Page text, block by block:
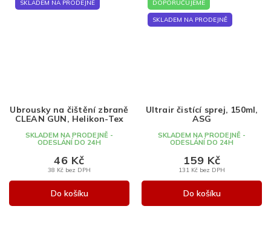
SKLADEM NA PRODEJNĚ
Ubrousky na čištění zbraně
CLEAN GUN, Helikon-Tex
SKLADEM NA PRODEJNĚ -
ODESLÁNÍ DO 24H
38 Kč bez DPH
46 Kč
Do košíku
DOPORUČUJEME
SKLADEM NA PRODEJNĚ
Ultrair čistící sprej, 150ml,
ASG
SKLADEM NA PRODEJNĚ -
ODESLÁNÍ DO 24H
131 Kč bez DPH
159 Kč
Do košíku